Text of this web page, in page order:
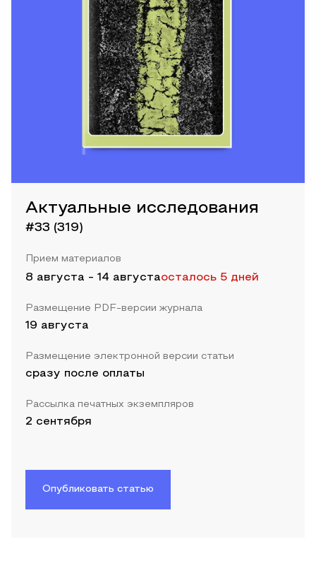
Актуальные исследования
#33 (319)
Прием материалов
8 августа - 14 августаосталось 5 дней
Размещение PDF-версии журнала
19 августа
Размещение электронной версии статьи
сразу после оплаты
Рассылка печатных экземпляров
2 сентября
Опубликовать статью